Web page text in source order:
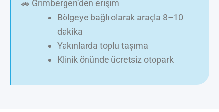
🚗 Grimbergen’den erişim
Bölgeye bağlı olarak araçla 8–10
dakika
Yakınlarda toplu taşıma
Klinik önünde ücretsiz otopark